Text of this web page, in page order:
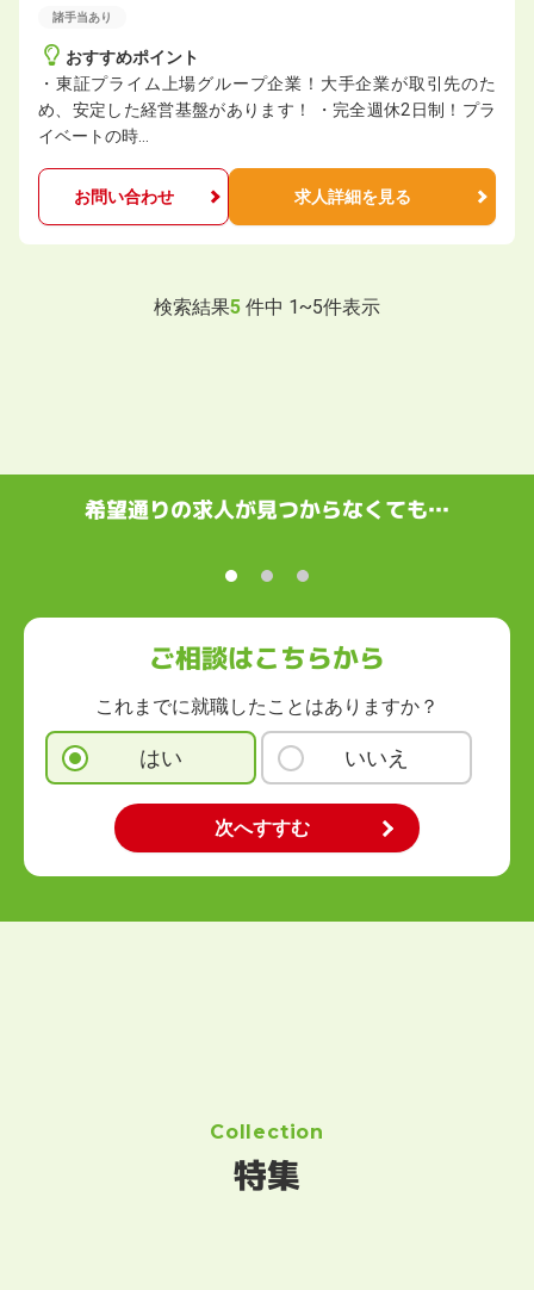
諸手当あり
おすすめポイント
・東証プライム上場グループ企業！大手企業が取引先のた
め、安定した経営基盤があります！ ・完全週休2日制！プラ
イベートの時…
お問い合わせ 求人詳細を見る
検索結果5 件中 1~5件表示
希望通りの求人が見つからなくても…
ご相談はこちらから
これまでに就職したことはありますか？
はい いいえ
Collection
特集